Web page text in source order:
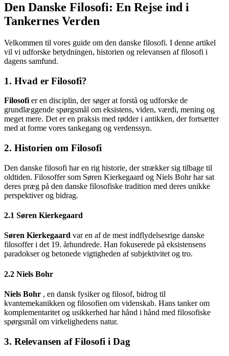
Den Danske Filosofi: En Rejse ind i
Tankernes Verden
Velkommen til vores guide om den danske filosofi. I denne artikel
vil vi udforske betydningen, historien og relevansen af filosofi i
dagens samfund.
1. Hvad er Filosofi?
Filosofi er en disciplin, der søger at forstå og udforske de
grundlæggende spørgsmål om eksistens, viden, værdi, mening og
meget mere. Det er en praksis med rødder i antikken, der fortsætter
med at forme vores tankegang og verdenssyn.
2. Historien om Filosofi
Den danske filosofi har en rig historie, der strækker sig tilbage til
oldtiden. Filosoffer som Søren Kierkegaard og Niels Bohr har sat
deres præg på den danske filosofiske tradition med deres unikke
perspektiver og bidrag.
2.1 Søren Kierkegaard
Søren Kierkegaard var en af de mest indflydelsesrige danske
filosoffer i det 19. århundrede. Han fokuserede på eksistensens
paradokser og betonede vigtigheden af subjektivitet og tro.
2.2 Niels Bohr
Niels Bohr , en dansk fysiker og filosof, bidrog til
kvantemekanikken og filosofien om videnskab. Hans tanker om
komplementaritet og usikkerhed har hånd i hånd med filosofiske
spørgsmål om virkelighedens natur.
3. Relevansen af Filosofi i Dag